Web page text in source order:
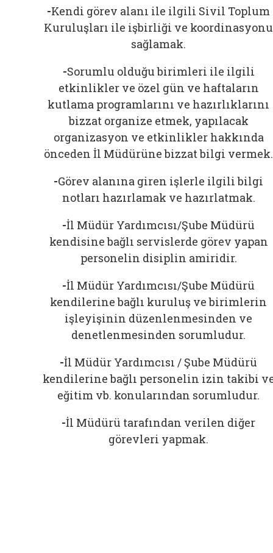
-Kendi görev alanı ile ilgili Sivil Toplum
Kuruluşları ile işbirliği ve koordinasyonu
sağlamak.
-Sorumlu olduğu birimleri ile ilgili
etkinlikler ve özel gün ve haftaların
kutlama programlarını ve hazırlıklarını
bizzat organize etmek, yapılacak
organizasyon ve etkinlikler hakkında
önceden İl Müdürüne bizzat bilgi vermek.
-Görev alanına giren işlerle ilgili bilgi
notları hazırlamak ve hazırlatmak.
-İl Müdür Yardımcısı/Şube Müdürü
kendisine bağlı servislerde görev yapan
personelin disiplin amiridir.
-İl Müdür Yardımcısı/Şube Müdürü
kendilerine bağlı kuruluş ve birimlerin
işleyişinin düzenlenmesinden ve
denetlenmesinden sorumludur.
-İl Müdür Yardımcısı / Şube Müdürü
kendilerine bağlı personelin izin takibi
eğitim vb. konularından sorumludur.
-İl Müdürü tarafından verilen diğer
görevleri yapmak.